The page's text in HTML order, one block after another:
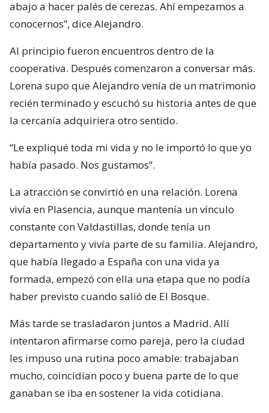
abajo a hacer palés de cerezas. Ahí empezamos a
conocernos”, dice Alejandro.
Al principio fueron encuentros dentro de la
cooperativa. Después comenzaron a conversar más.
Lorena supo que Alejandro venía de un matrimonio
recién terminado y escuchó su historia antes de que
la cercanía adquiriera otro sentido.
“Le expliqué toda mi vida y no le importó lo que yo
había pasado. Nos gustamos”.
La atracción se convirtió en una relación. Lorena
vivía en Plasencia, aunque mantenía un vínculo
constante con Valdastillas, donde tenía un
departamento y vivía parte de su familia. Alejandro,
que había llegado a España con una vida ya
formada, empezó con ella una etapa que no podía
haber previsto cuando salió de El Bosque.
Más tarde se trasladaron juntos a Madrid. Allí
intentaron afirmarse como pareja, pero la ciudad
les impuso una rutina poco amable: trabajaban
mucho, coincidían poco y buena parte de lo que
ganaban se iba en sostener la vida cotidiana.